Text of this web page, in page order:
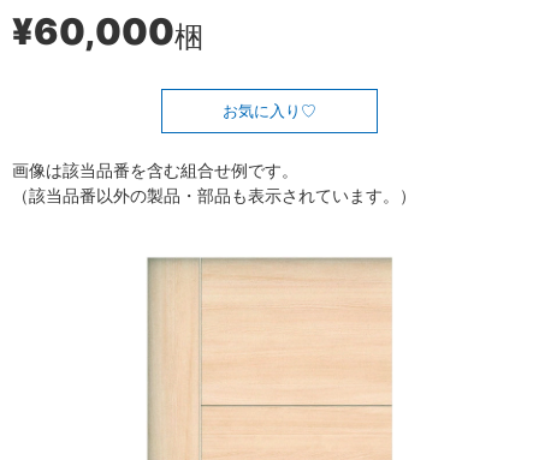
¥60,000梱
お気に入り
画像は該当品番を含む組合せ例です。
（該当品番以外の製品・部品も表示されています。）